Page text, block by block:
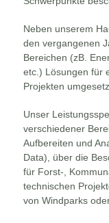
Neben unserem
den vergangenen
Bereichen (zB.
etc.) Lösungen für
Projekten
Unser
verschiedener
Aufbereiten und
Data), über die
für Forst-,
technischen
von Windparks